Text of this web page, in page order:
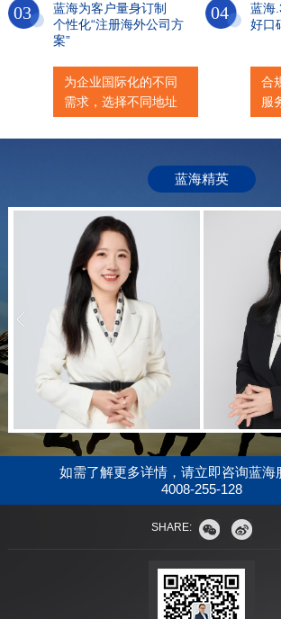
蓝海为客户量身订制
个性化“注册海外公司方
案”
为企业国际化的不同
需求，选择不同地址
蓝海
好口
合
服
蓝海精英
prev
如需了解更多详情，请立即咨询蓝海
4008-255-128
SHARE: